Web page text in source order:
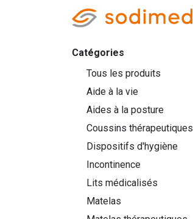
Catégories
Tous les produits
Aide à la vie
Aides à la posture
Coussins thérapeutiques
Dispositifs d'hygiène
Incontinence
Lits médicalisés
Matelas